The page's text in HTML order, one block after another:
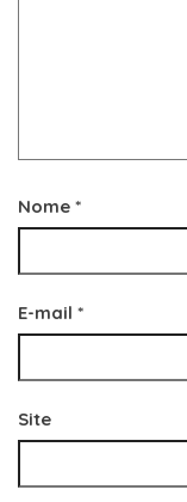
Nome *
E-mail *
Site